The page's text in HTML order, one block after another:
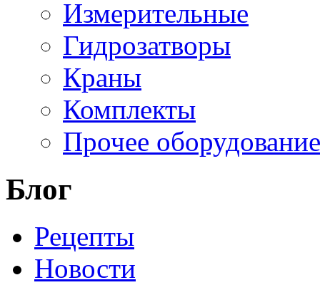
Измерительные
Гидрозатворы
Краны
Комплекты
Прочее оборудование
Блог
Рецепты
Новости